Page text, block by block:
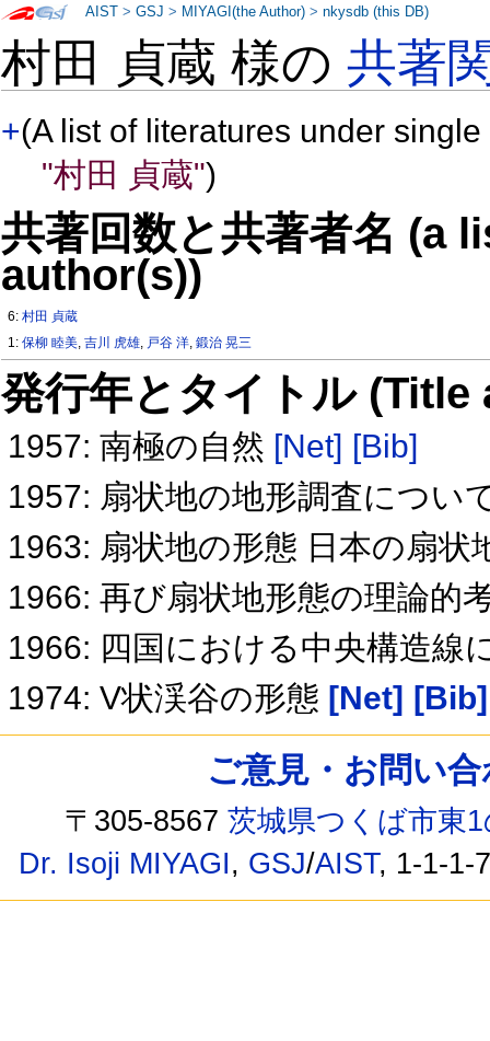
村田 貞蔵 様の共著
+(A list of literatures under
"村田 貞蔵")
共著回数と共著者名 (a
author(s))
6:村田 貞蔵
1:保柳 睦美,吉川 虎雄, 戸谷 洋,鍛治 晃三
発行年とタイトル
1957: 南極の自然 [Net] [Bib]
1957: 扇状地の地形調査につい
1963: 扇状地の形態 日本の扇
1966: 再び扇状地形態の理論的
1966: 四国における中央構造線
1974: V状渓谷の形態 [Net] [Bib]
AIST >GSJ > MIYAGI(the Author) >nkysdb (this DB)
ご意見・お問い
〒305-8567茨城県つくば市東
Dr. Isoji MIYAGI, GSJ/AIST, 1-1-1-